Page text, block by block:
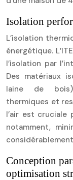
Isolation
L’isolation
énergétique.
l’isolation par
Des matériaux
laine de bois)
thermiques et
l’air est cruciale
notamment,
Conception
optimisation